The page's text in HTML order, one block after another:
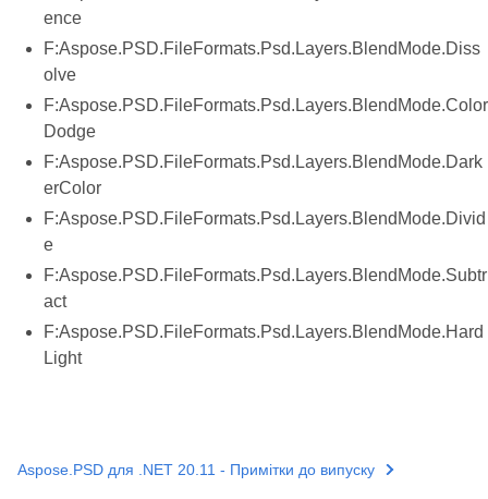
ence
F:Aspose.PSD.FileFormats.Psd.Layers.BlendMode.Diss
olve
F:Aspose.PSD.FileFormats.Psd.Layers.BlendMode.Color
Dodge
F:Aspose.PSD.FileFormats.Psd.Layers.BlendMode.Dark
erColor
F:Aspose.PSD.FileFormats.Psd.Layers.BlendMode.Divid
e
F:Aspose.PSD.FileFormats.Psd.Layers.BlendMode.Subtr
act
F:Aspose.PSD.FileFormats.Psd.Layers.BlendMode.Hard
Light
Aspose.PSD для .NET 20.11 - Примітки до випуску